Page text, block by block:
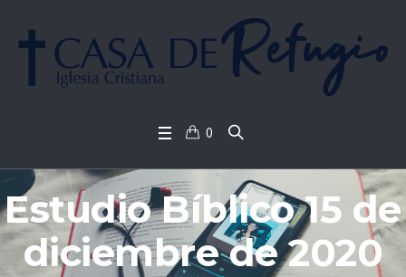
0
Estudio Bíblico 15 de
diciembre de 2020